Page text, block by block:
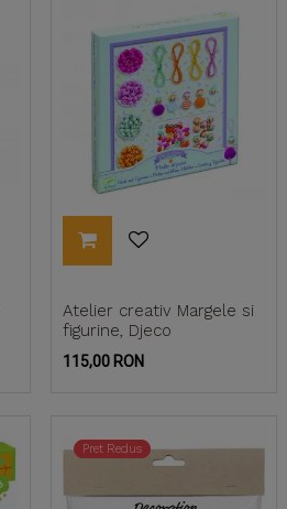
Atelier creativ Margele si
figurine, Djeco
Pret
115,00 RON
Pret Redus